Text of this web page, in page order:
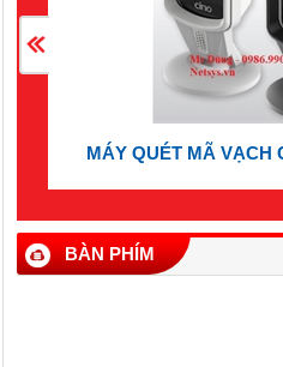
MÁY QUÉT MÃ VẠCH
BÀN PHÍM